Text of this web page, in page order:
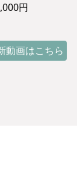
円
動画はこちら